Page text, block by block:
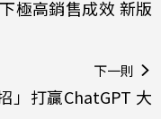
極高銷售成效 新版
下一則
」打贏ChatGPT 大